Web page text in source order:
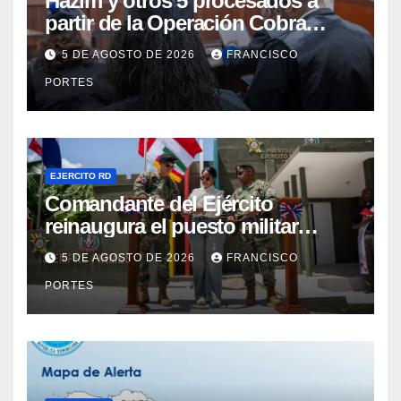
partir de la Operación Cobra
continuarán en prisión
5 DE AGOSTO DE 2026 FRANCISCO
PORTES
EJERCITO RD
Comandante del Ejército
reinaugura el puesto militar
Aniceto Martínez tras su
remodelación en Hondo Valle
5 DE AGOSTO DE 2026 FRANCISCO
PORTES